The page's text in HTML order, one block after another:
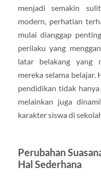
menjadi semakin
modern, perhatian
mulai dianggap
perilaku yang
latar belakang yang
mereka selama
pendidikan tidak
melainkan juga
karakter siswa di
Perubahan
Hal Sederhana